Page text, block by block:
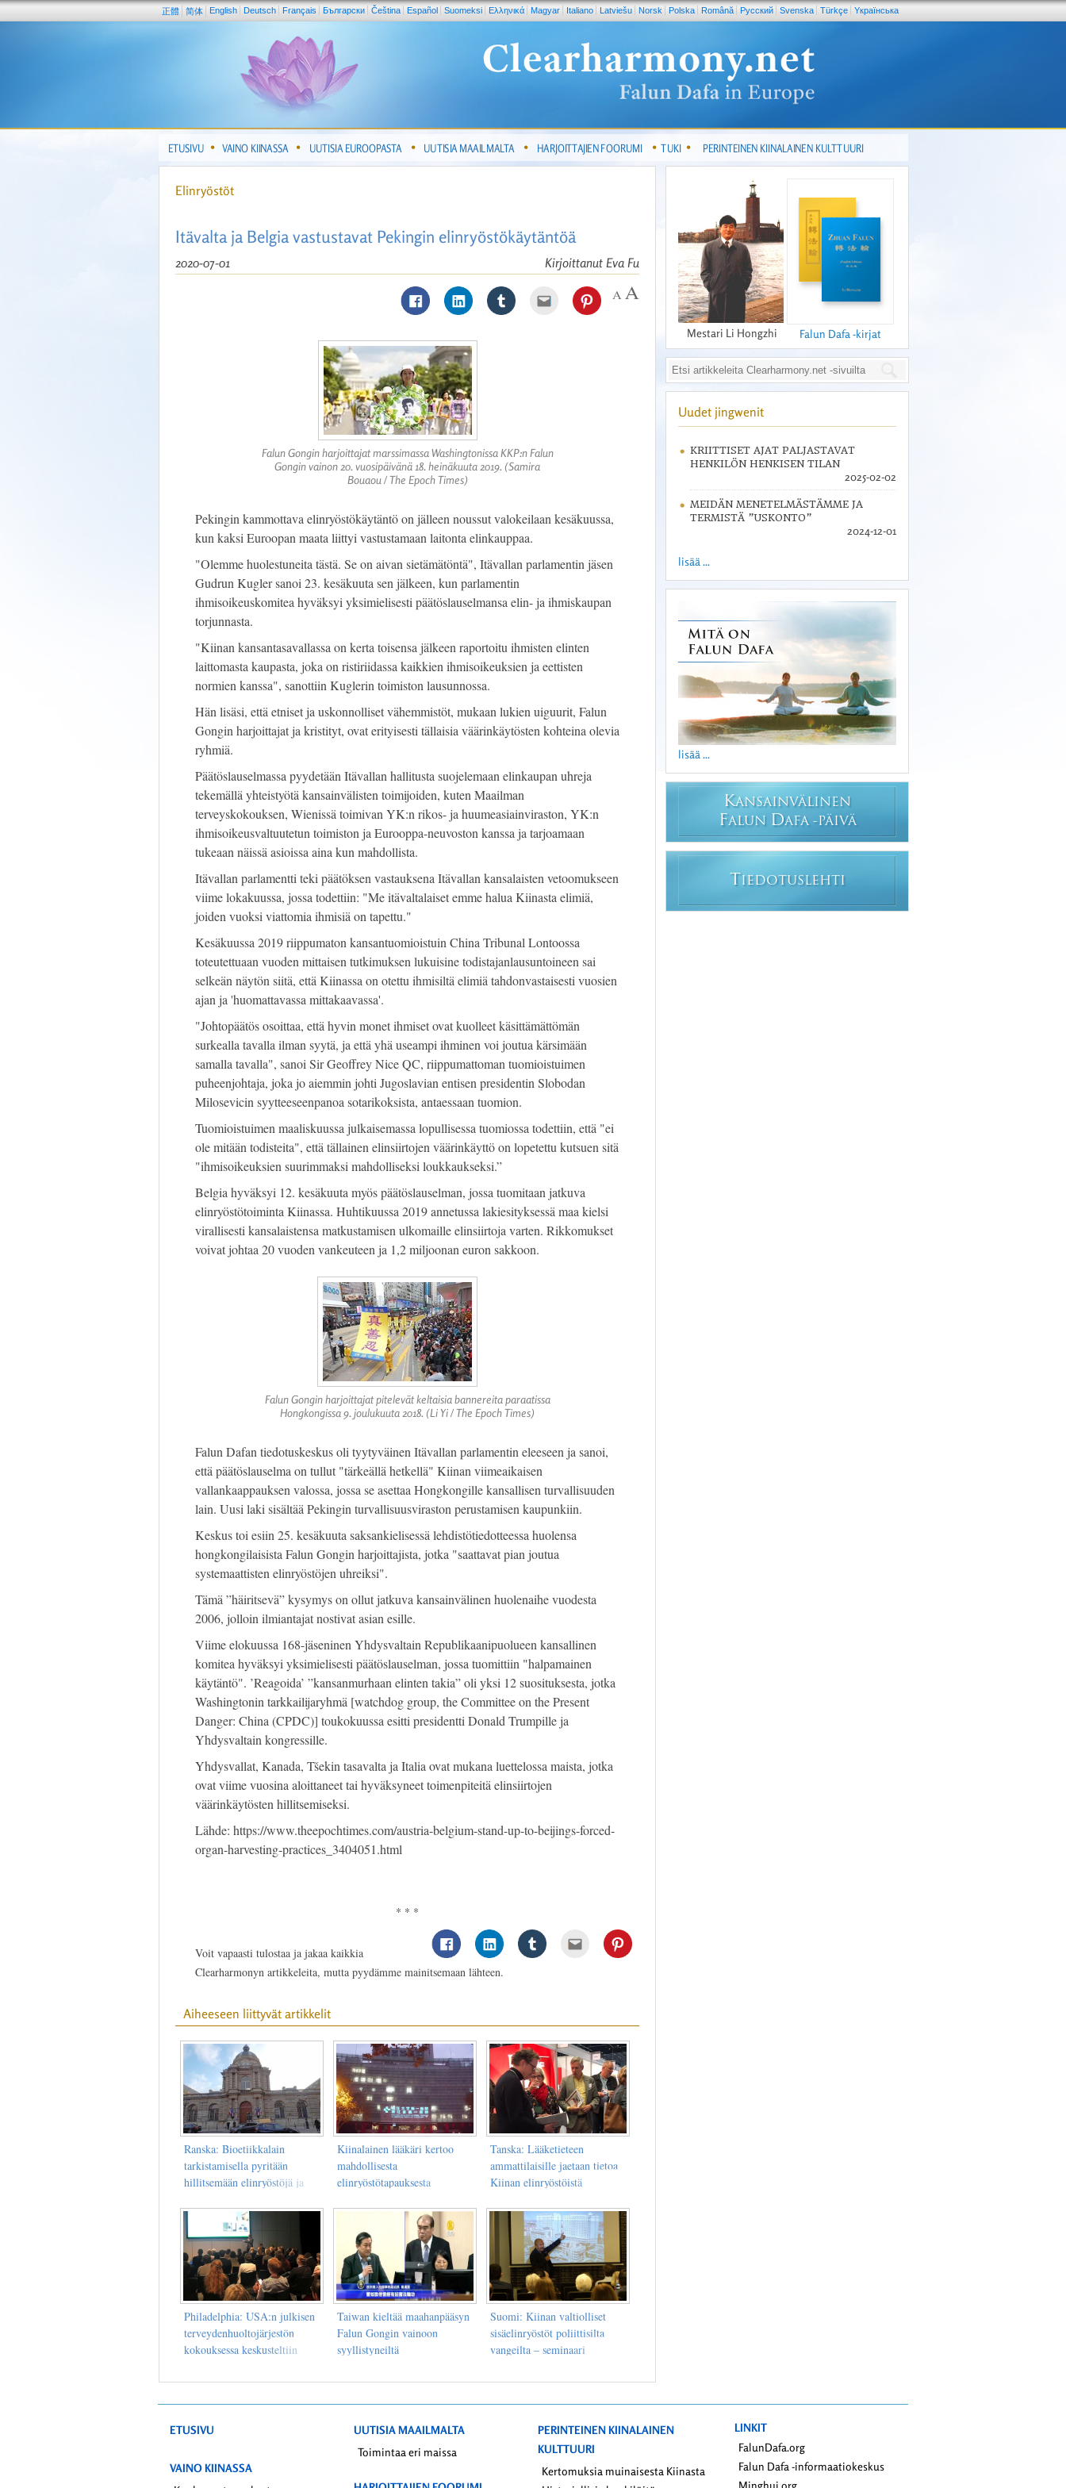
正體 简体 English Deutsch Français Български Čeština Español Suomeksi Ελληνικά Magyar Italiano Latviešu Norsk Polska Română Pусский Svenska Türkçe Yкраїнська
ETUSIVU VAINO KIINASSA UUTISIA EUROOPASTA UUTISIA MAAILMALTA HARJOITTAJIEN FOORUMI TUKI PERINTEINEN KIINALAINEN KULTTUURI
Elinryöstöt
Itävalta ja Belgia vastustavat Pekingin elinryöstökäytäntöä
Kirjoittanut Eva Fu
2020-07-01
Falun Gongin harjoittajat marssimassa Washingtonissa KKP:n Falun
Gongin vainon 20. vuosipäivänä 18. heinäkuuta 2019. (Samira
Bouaou / The Epoch Times)
Pekingin kammottava elinryöstökäytäntö on jälleen noussut valokeilaan kesäkuussa,
kun kaksi Euroopan maata liittyi vastustamaan laitonta elinkauppaa.
"Olemme huolestuneita tästä. Se on aivan sietämätöntä", Itävallan parlamentin jäsen
Gudrun Kugler sanoi 23. kesäkuuta sen jälkeen, kun parlamentin
ihmisoikeuskomitea hyväksyi yksimielisesti päätöslauselmansa elin- ja ihmiskaupan
torjunnasta.
"Kiinan kansantasavallassa on kerta toisensa jälkeen raportoitu ihmisten elinten
laittomasta kaupasta, joka on ristiriidassa kaikkien ihmisoikeuksien ja eettisten
normien kanssa", sanottiin Kuglerin toimiston lausunnossa.
Hän lisäsi, että etniset ja uskonnolliset vähemmistöt, mukaan lukien uiguurit, Falun
Gongin harjoittajat ja kristityt, ovat erityisesti tällaisia väärinkäytösten kohteina olevia
ryhmiä.
Päätöslauselmassa pyydetään Itävallan hallitusta suojelemaan elinkaupan uhreja
tekemällä yhteistyötä kansainvälisten toimijoiden, kuten Maailman
terveyskokouksen, Wienissä toimivan YK:n rikos- ja huumeasiainviraston, YK:n
ihmisoikeusvaltuutetun toimiston ja Eurooppa-neuvoston kanssa ja tarjoamaan
tukeaan näissä asioissa aina kun mahdollista.
Itävallan parlamentti teki päätöksen vastauksena Itävallan kansalaisten vetoomukseen
viime lokakuussa, jossa todettiin: "Me itävaltalaiset emme halua Kiinasta elimiä,
joiden vuoksi viattomia ihmisiä on tapettu."
Kesäkuussa 2019 riippumaton kansantuomioistuin China Tribunal Lontoossa
toteutettuaan vuoden mittaisen tutkimuksen lukuisine todistajanlausuntoineen sai
selkeän näytön siitä, että Kiinassa on otettu ihmisiltä elimiä tahdonvastaisesti vuosien
ajan ja 'huomattavassa mittakaavassa'.
"Johtopäätös osoittaa, että hyvin monet ihmiset ovat kuolleet käsittämättömän
surkealla tavalla ilman syytä, ja että yhä useampi ihminen voi joutua kärsimään
samalla tavalla", sanoi Sir Geoffrey Nice QC, riippumattoman tuomioistuimen
puheenjohtaja, joka jo aiemmin johti Jugoslavian entisen presidentin Slobodan
Milosevicin syytteeseenpanoa sotarikoksista, antaessaan tuomion.
Tuomioistuimen maaliskuussa julkaisemassa lopullisessa tuomiossa todettiin, että "ei
ole mitään todisteita", että tällainen elinsiirtojen väärinkäyttö on lopetettu kutsuen sitä
"ihmisoikeuksien suurimmaksi mahdolliseksi loukkaukseksi.”
Belgia hyväksyi 12. kesäkuuta myös päätöslauselman, jossa tuomitaan jatkuva
elinryöstötoiminta Kiinassa. Huhtikuussa 2019 annetussa lakiesityksessä maa kielsi
virallisesti kansalaistensa matkustamisen ulkomaille elinsiirtoja varten. Rikkomukset
voivat johtaa 20 vuoden vankeuteen ja 1,2 miljoonan euron sakkoon.
Falun Gongin harjoittajat pitelevät keltaisia bannereita paraatissa
Hongkongissa 9. joulukuuta 2018. (Li Yi / The Epoch Times)
Falun Dafan tiedotuskeskus oli tyytyväinen Itävallan parlamentin eleeseen ja sanoi,
että päätöslauselma on tullut "tärkeällä hetkellä" Kiinan viimeaikaisen
vallankaappauksen valossa, jossa se asettaa Hongkongille kansallisen turvallisuuden
lain. Uusi laki sisältää Pekingin turvallisuusviraston perustamisen kaupunkiin.
Keskus toi esiin 25. kesäkuuta saksankielisessä lehdistötiedotteessa huolensa
hongkongilaisista Falun Gongin harjoittajista, jotka "saattavat pian joutua
systemaattisten elinryöstöjen uhreiksi".
Tämä ”häiritsevä” kysymys on ollut jatkuva kansainvälinen huolenaihe vuodesta
2006, jolloin ilmiantajat nostivat asian esille.
Viime elokuussa 168-jäseninen Yhdysvaltain Republikaanipuolueen kansallinen
komitea hyväksyi yksimielisesti päätöslauselman, jossa tuomittiin "halpamainen
käytäntö". ’Reagoida’ ”kansanmurhaan elinten takia” oli yksi 12 suosituksesta, jotka
Washingtonin tarkkailijaryhmä [watchdog group, the Committee on the Present
Danger: China (CPDC)] toukokuussa esitti presidentti Donald Trumpille ja
Yhdysvaltain kongressille.
Yhdysvallat, Kanada, Tšekin tasavalta ja Italia ovat mukana luettelossa maista, jotka
ovat viime vuosina aloittaneet tai hyväksyneet toimenpiteitä elinsiirtojen
väärinkäytösten hillitsemiseksi.
Lähde: https://www.theepochtimes.com/austria-belgium-stand-up-to-beijings-forced-
organ-harvesting-practices_3404051.html
* * *
Voit vapaasti tulostaa ja jakaa kaikkia
Clearharmonyn artikkeleita, mutta pyydämme mainitsemaan lähteen.
Aiheeseen liittyvät artikkelit
Ranska: Bioetiikkalain
tarkistamisella pyritään
hillitsemään elinryöstöjä ja
Kiinalainen lääkäri kertoo
mahdollisesta
elinryöstötapauksesta
Tanska: Lääketieteen
ammattilaisille jaetaan tietoa
Kiinan elinryöstöistä
Philadelphia: USA:n julkisen
terveydenhuoltojärjestön
kokouksessa keskusteltiin
Taiwan kieltää maahanpääsyn
Falun Gongin vainoon
syyllistyneiltä
Suomi: Kiinan valtiolliset
sisäelinryöstöt poliittisilta
vangeilta – seminaari
Mestari Li Hongzhi Falun Dafa -kirjat
Uudet jingwenit
KRIITTISET AJAT PALJASTAVAT
HENKILÖN HENKISEN TILAN
2025-02-02
MEIDÄN MENETELMÄSTÄMME JA
TERMISTÄ ”USKONTO”
2024-12-01
lisää ...
lisää ...
KANSAINVÄLINEN
FALUN DAFA -PÄIVÄ
T IEDOTUSLEHTI
ETUSIVU
VAINO KIINASSA
UUTISIA MAAILMALTA
Toimintaa eri maissa
PERINTEINEN KIINALAINEN
KULTTUURI
Kertomuksia muinaisesta Kiinasta
LINKIT
FalunDafa.org
Falun Dafa -informaatiokeskus
Minghui.org